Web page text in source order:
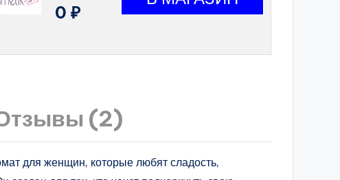
0 ₽
(2)
для женщин, которые любят сладость,